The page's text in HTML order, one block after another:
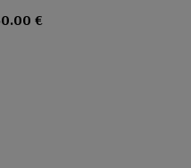
€